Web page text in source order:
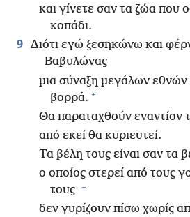
και γίνετε σαν τα ζώα που
κοπάδι.
9 Διότι εγώ ξεσηκώνω και
Βαβυλώνας
μια σύναξη μεγάλων
βορρά. +
Θα παραταχθούν εναντίον
από εκεί θα κυριευτεί.
Τα βέλη τους είναι σαν τα
ο οποίος στερεί από τους
τους· +
δεν γυρίζουν πίσω χωρίς